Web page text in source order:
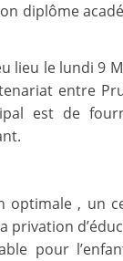
diplôme
lieu le lundi 9
entre
est de
optimale , un
privation
pour